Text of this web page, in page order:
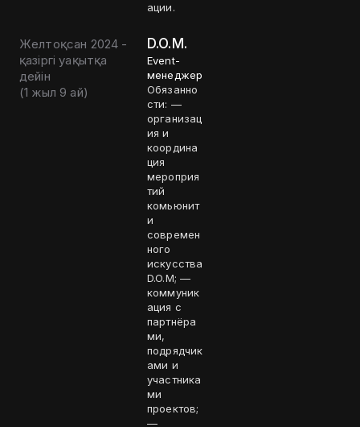
ации.
Желтоқсан 2024 -
қазіргі уақытқа
дейін
(1 жыл 9 ай)
D.O.M.
Event-
менеджер
Обязанно
сти: —
организац
ия и
координа
ция
мероприя
тий
комьюнит
и
современ
ного
искусства
D.O.M; —
коммуник
ация с
партнёра
ми,
подрядчик
ами и
участника
ми
проектов;
—